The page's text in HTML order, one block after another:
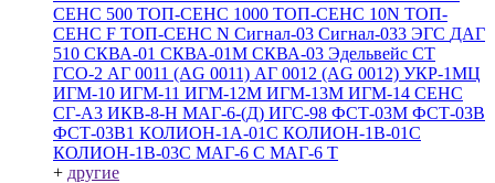
СЕНС 500 ТОП-СЕНС 1000 ТОП-СЕНС 10N ТОП-
СЕНС F ТОП-СЕНС N Сигнал-03 Сигнал-033 ЭГС ДАГ
510 СКВА-01 СКВА-01М СКВА-03 Эдельвейс СТ
ГСО-2 АГ 0011 (AG 0011) АГ 0012 (AG 0012) УКР-1МЦ
ИГМ-10 ИГМ-11 ИГМ-12М ИГМ-13М ИГМ-14 СЕНС
СГ-А3 ИКВ-8-Н МАГ-6-(Д) ИГС-98 ФСТ-03М ФСТ-03В
ФСТ-03В1 КОЛИОН-1А-01С КОЛИОН-1В-01С
КОЛИОН-1В-03С МАГ-6 С МАГ-6 Т
+ другие